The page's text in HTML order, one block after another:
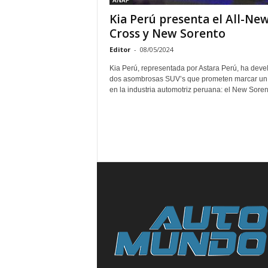
Kia Perú presenta el All-
Cross y New Sorento
Editor - 08/05/2024
Kia Perú, representada por Astara Perú, ha
dos asombrosas SUV’s que prometen marcar
en la industria automotriz peruana: el New